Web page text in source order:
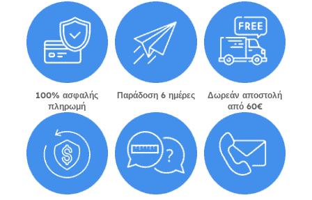
100% ασφαλής
πληρωμή
Παράδοση 6 ημέρες
Δωρεάν αποστολή
από 60€